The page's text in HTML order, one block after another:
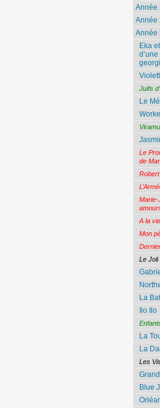
Année
Année
Année
Eka
Juifs
Le
Le
de
Marie-
A la
Mon
Le Joli
La
Ilo Ilo
La
La
Les
Blue